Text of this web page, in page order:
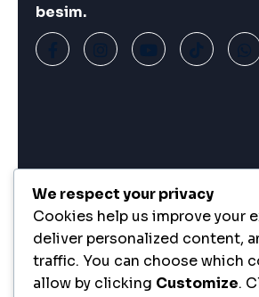
besim.
We respect your privacy
Cookies help us improve your
deliver personalized content,
traffic. You can choose which
allow by clicking Customize.